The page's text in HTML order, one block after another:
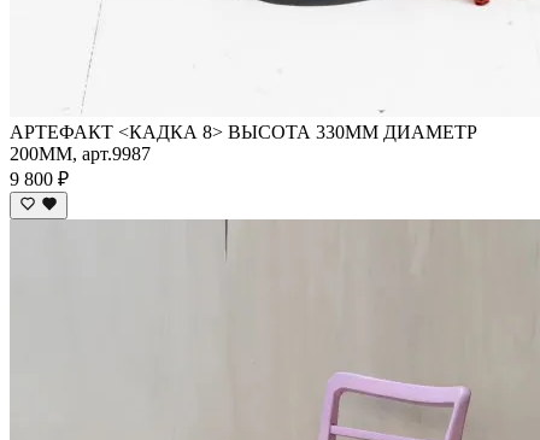
АРТЕФАКТ <КАДКА 8> ВЫСОТА 330ММ ДИАМЕТР
200ММ, арт.9987
9 800 ₽